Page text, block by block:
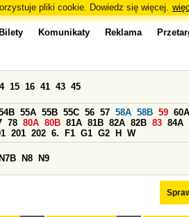
pliki cookie. Dowiedz się więcej.
Bilety Komunikaty Reklama
15 16 41 43 45
55A 55B 55C 56 57 58A 58B 59 60A
78 80A 80B 81A 81B 82A 82B 83 84A
201 202 6. F1 G1 G2 H W
N7B N8 N9